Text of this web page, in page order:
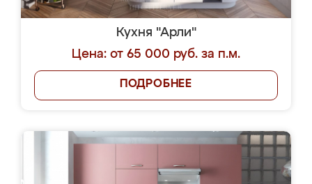
Кухня "Арли"
Цена: от 65 000 руб. за п.м.
ПОДРОБНЕЕ